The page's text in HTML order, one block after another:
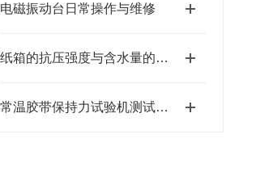
电磁振动台日常操作与维修
纸箱的抗压强度与含水量的关系(海达)
常温胶带保持力试验机测试说明